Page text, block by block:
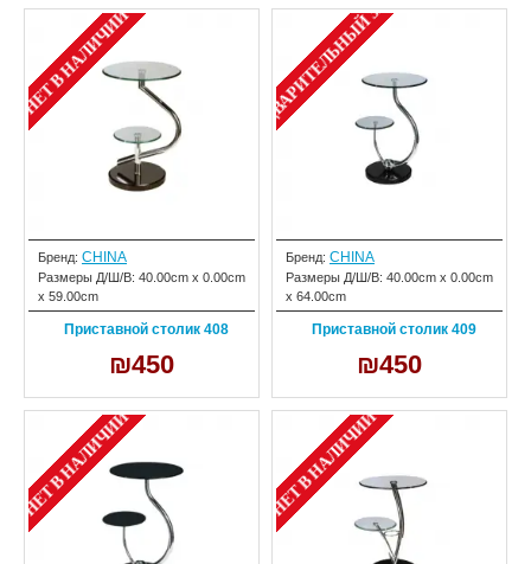
НЕТ В НАЛИЧИИ
Бренд: CHINA
Размеры Д/Ш/В: 40.00cm x 0.00cm
x 59.00cm
Приставной столик 408
₪450
ПРЕДВАРИТЕЛЬНЫЙ ЗАКАЗ
Бренд: CHINA
Размеры Д/Ш/В: 40.00cm x 0.00cm
x 64.00cm
Приставной столик 409
₪450
НЕТ В НАЛИЧИИ НЕТ В НАЛИЧИИ